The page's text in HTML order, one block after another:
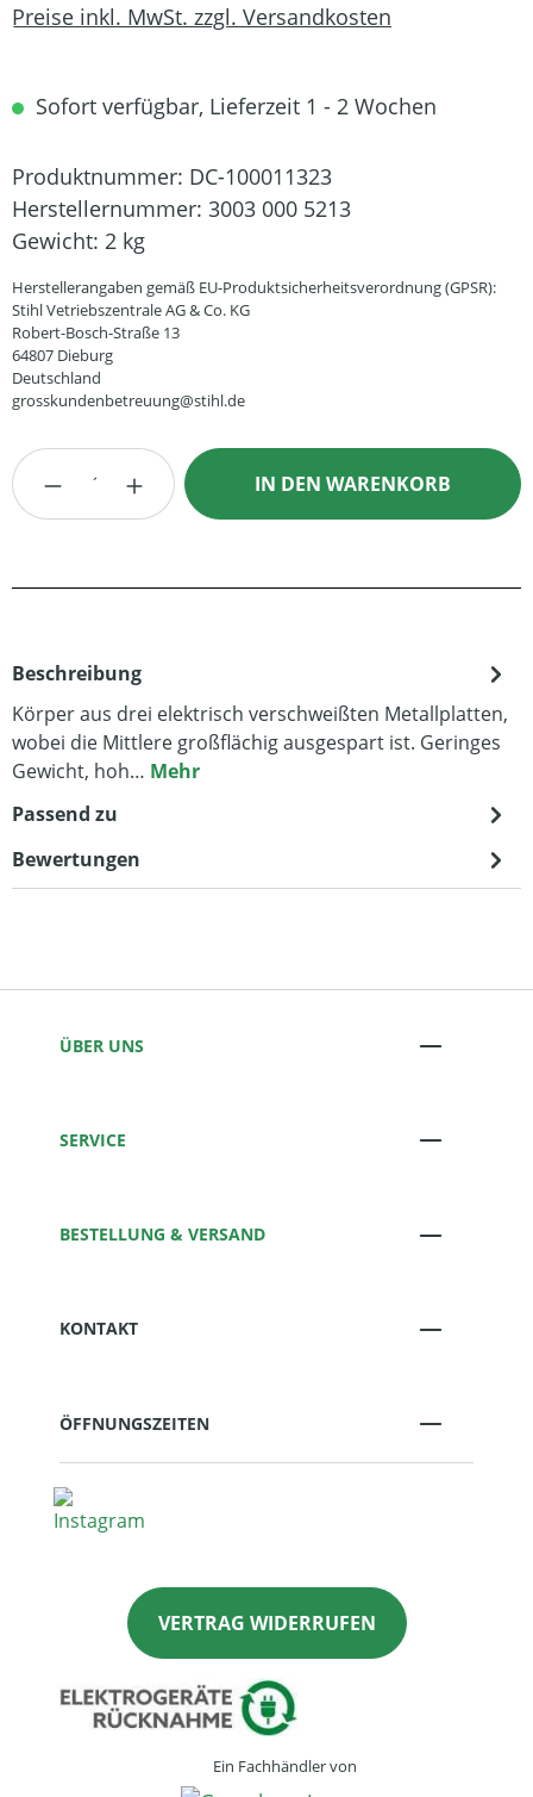
Preise inkl. MwSt. zzgl. Versandkosten
Sofort verfügbar, Lieferzeit 1 - 2 Wochen
Produktnummer: DC-100011323
Herstellernummer: 3003 000 5213
Gewicht: 2 kg
Herstellerangaben gemäß EU-Produktsicherheitsverordnung (GPSR):
Stihl Vetriebszentrale AG & Co. KG
Robert-Bosch-Straße 13
64807 Dieburg
Deutschland
grosskundenbetreuung@stihl.de
Produkt Anzahl: Gib den gewünschten
IN DEN WARENKORB
Beschreibung
Körper aus drei elektrisch verschweißten Metallplatten,
wobei die Mittlere großflächig ausgespart ist. Geringes
Gewicht, hoh… Mehr
Passend zu
Bewertungen
ÜBER UNS
SERVICE
BESTELLUNG & VERSAND
KONTAKT
ÖFFNUNGSZEITEN
VERTRAG WIDERRUFEN
Ein Fachhändler von